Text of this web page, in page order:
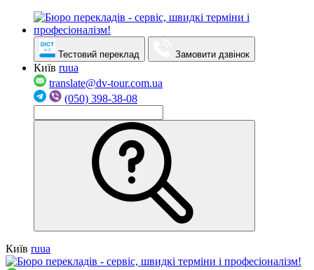
Тестовий переклад Замовити дзвінок
Київ ruua
translate@dv-tour.com.ua
(050) 398-38-08
Київ ruua